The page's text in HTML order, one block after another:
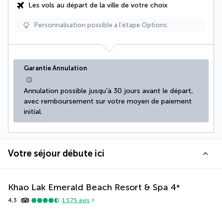
Les vols au départ de la ville de votre choix
Personnalisation possible à l’étape Options.
Garantie Annulation
Annulation possible jusqu’à 30 jours avant le départ,
avec remboursement sur votre moyen de paiement
initial.
Votre séjour débute ici
Khao Lak Emerald Beach Resort & Spa 4*
4,3 1 575 avis